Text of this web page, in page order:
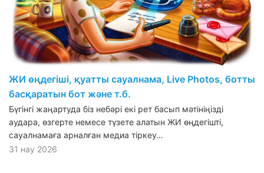
ЖИ өңдегіші, қуатты сауалнама, Live Photos, ботты
басқаратын бот және т.б.
Бүгінгі жаңартуда біз небәрі екі рет басып мәтініңізді
аудара, өзгерте немесе түзете алатын ЖИ өңдегішті,
сауалнамаға арналған медиа тіркеу…
31 нау 2026